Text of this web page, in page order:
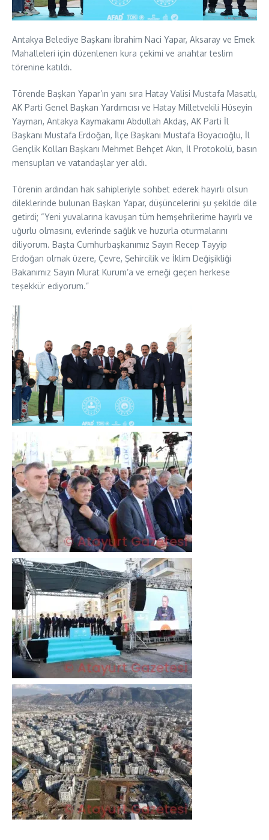
Antakya Belediye Başkanı İbrahim Naci Yapar, Aksaray ve Emek
Mahalleleri için düzenlenen kura çekimi ve anahtar teslim
törenine katıldı.
Törende Başkan Yapar’ın yanı sıra Hatay Valisi Mustafa Masatlı,
AK Parti Genel Başkan Yardımcısı ve Hatay Milletvekili Hüseyin
Yayman, Antakya Kaymakamı Abdullah Akdaş, AK Parti İl
Başkanı Mustafa Erdoğan, İlçe Başkanı Mustafa Boyacıoğlu, İl
Gençlik Kolları Başkanı Mehmet Behçet Akın, İl Protokolü, basın
mensupları ve vatandaşlar yer aldı.
Törenin ardından hak sahipleriyle sohbet ederek hayırlı olsun
dileklerinde bulunan Başkan Yapar, düşüncelerini şu şekilde dile
getirdi; “Yeni yuvalarına kavuşan tüm hemşehrilerime hayırlı ve
uğurlu olmasını, evlerinde sağlık ve huzurla oturmalarını
diliyorum. Başta Cumhurbaşkanımız Sayın Recep Tayyip
Erdoğan olmak üzere, Çevre, Şehircilik ve İklim Değişikliği
Bakanımız Sayın Murat Kurum’a ve emeği geçen herkese
teşekkür ediyorum.”